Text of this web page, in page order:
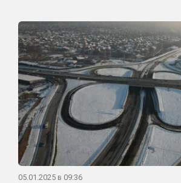
05.01.2025 в 09:36